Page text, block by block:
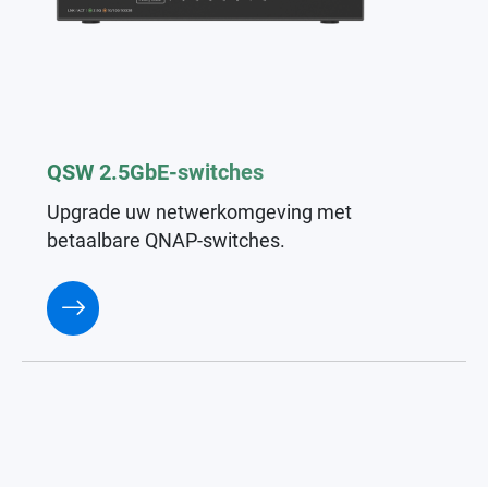
QSW 2.5GbE-switches
Upgrade uw netwerkomgeving met
betaalbare QNAP-switches.